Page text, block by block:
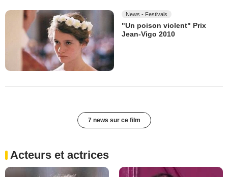
News - Festivals
"Un poison violent" Prix
Jean-Vigo 2010
7 news sur ce film
Acteurs et actrices